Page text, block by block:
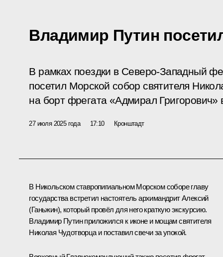
Владимир Путин
В рамках поездки в Северо-Западный
посетил Морской собор святителя
на борт фрегата «Адмирал Григорович»
27 июля 2025 года 17:10 Кронштадт
В Никольском ставропигиальном Морском соборе главу
государства встретил настоятель архимандрит Алексий
(Ганьжин), который провёл для него краткую экскурсию.
Владимир Путин приложился к иконе и мощам святителя
Николая Чудотворца и поставил свечи за упокой.